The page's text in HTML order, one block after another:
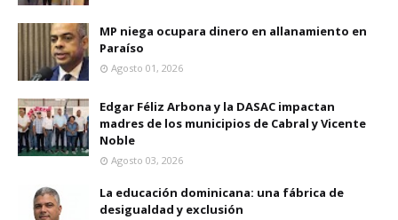
MP niega ocupara dinero en allanamiento en
Paraíso
Agosto 01, 2026
Edgar Féliz Arbona y la DASAC impactan
madres de los municipios de Cabral y Vicente
Noble
Agosto 03, 2026
La educación dominicana: una fábrica de
desigualdad y exclusión